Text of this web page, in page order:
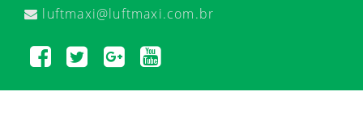
luftmaxi@luftmaxi.com.br